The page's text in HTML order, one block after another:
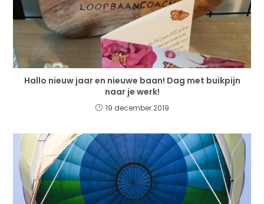
Hallo nieuw jaar en nieuwe baan! Dag met buikpijn
naar je werk!
19 december 2019